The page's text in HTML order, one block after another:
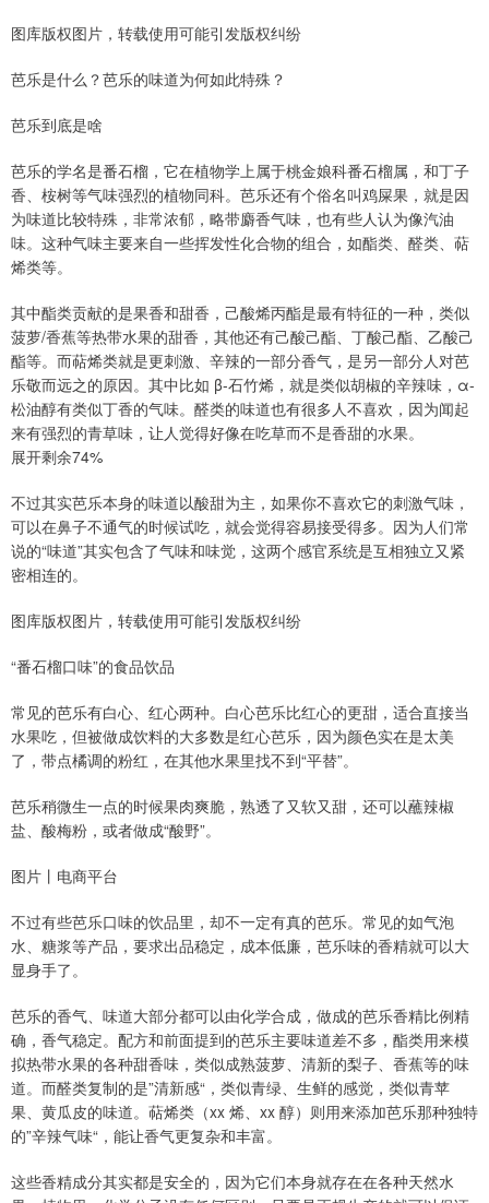
图库版权图片，转载使用可能引发版权纠纷
芭乐是什么？芭乐的味道为何如此特殊？
芭乐到底是啥
芭乐的学名是番石榴，它在植物学上属于桃金娘科番石榴属，和丁子
香、桉树等气味强烈的植物同科。芭乐还有个俗名叫鸡屎果，就是因
为味道比较特殊，非常浓郁，略带麝香气味，也有些人认为像汽油
味。这种气味主要来自一些挥发性化合物的组合，如酯类、醛类、萜
烯类等。
其中酯类贡献的是果香和甜香，己酸烯丙酯是最有特征的一种，类似
菠萝/香蕉等热带水果的甜香，其他还有己酸己酯、丁酸己酯、乙酸己
酯等。而萜烯类就是更刺激、辛辣的一部分香气，是另一部分人对芭
乐敬而远之的原因。其中比如 β-石竹烯，就是类似胡椒的辛辣味，α-
松油醇有类似丁香的气味。醛类的味道也有很多人不喜欢，因为闻起
来有强烈的青草味，让人觉得好像在吃草而不是香甜的水果。
展开剩余74%
不过其实芭乐本身的味道以酸甜为主，如果你不喜欢它的刺激气味，
可以在鼻子不通气的时候试吃，就会觉得容易接受得多。因为人们常
说的“味道”其实包含了气味和味觉，这两个感官系统是互相独立又紧
密相连的。
图库版权图片，转载使用可能引发版权纠纷
“番石榴口味”的食品饮品
常见的芭乐有白心、红心两种。白心芭乐比红心的更甜，适合直接当
水果吃，但被做成饮料的大多数是红心芭乐，因为颜色实在是太美
了，带点橘调的粉红，在其他水果里找不到“平替”。
芭乐稍微生一点的时候果肉爽脆，熟透了又软又甜，还可以蘸辣椒
盐、酸梅粉，或者做成“酸野”。
图片丨电商平台
不过有些芭乐口味的饮品里，却不一定有真的芭乐。常见的如气泡
水、糖浆等产品，要求出品稳定，成本低廉，芭乐味的香精就可以大
显身手了。
芭乐的香气、味道大部分都可以由化学合成，做成的芭乐香精比例精
确，香气稳定。配方和前面提到的芭乐主要味道差不多，酯类用来模
拟热带水果的各种甜香味，类似成熟菠萝、清新的梨子、香蕉等的味
道。而醛类复制的是”清新感“，类似青绿、生鲜的感觉，类似青苹
果、黄瓜皮的味道。萜烯类（xx 烯、xx 醇）则用来添加芭乐那种独特
的”辛辣气味“，能让香气更复杂和丰富。
这些香精成分其实都是安全的，因为它们本身就存在在各种天然水